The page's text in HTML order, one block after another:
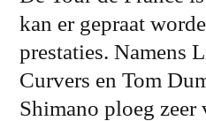
kan er gepraat
prestaties. Namens
Curvers en Tom
Shimano ploeg